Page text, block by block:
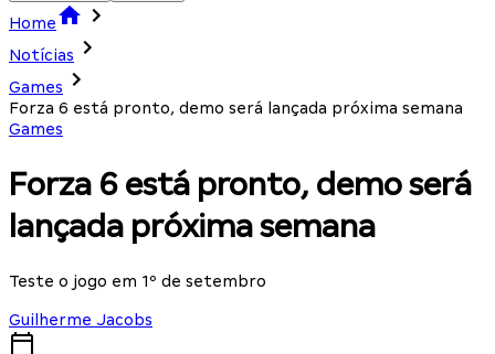
Home
Notícias
Games
Forza 6 está pronto, demo será lançada próxima semana
Games
Forza 6 está pronto, demo será
lançada próxima semana
Teste o jogo em 1º de setembro
Guilherme Jacobs